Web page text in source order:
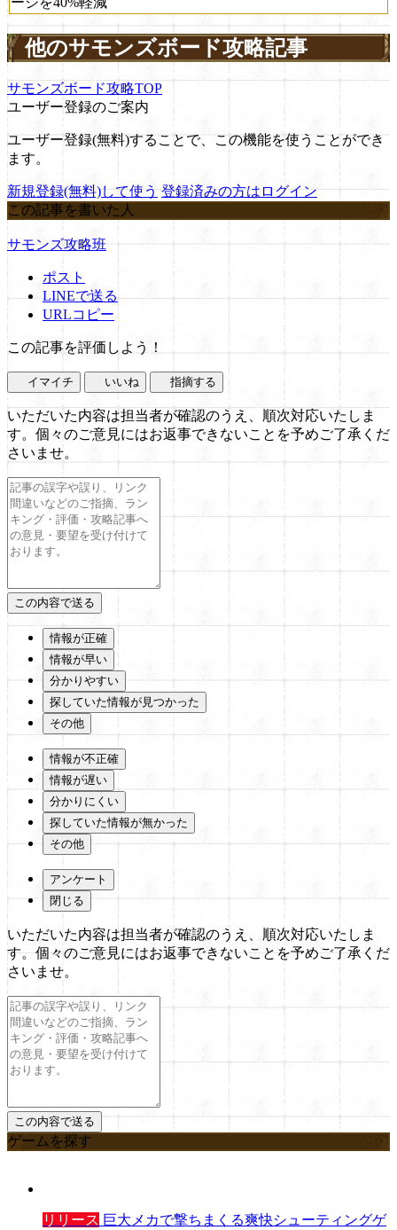
他のサモンズボード攻略記事
サモンズボード攻略TOP
ユーザー登録のご案内
ユーザー登録(無料)することで、この機能を使うことができ
ます。
新規登録(無料)して使う 登録済みの方はログイン
この記事を書いた人
サモンズ攻略班
ポスト
LINEで送る
URLコピー
この記事を評価しよう！
イマイチ いいね 指摘する
いただいた内容は担当者が確認のうえ、順次対応いたしま
す。個々のご意見にはお返事できないことを予めご了承くだ
さいませ。
情報が正確
情報が早い
分かりやすい
探していた情報が見つかった
その他
情報が不正確
情報が遅い
分かりにくい
探していた情報が無かった
その他
アンケート
閉じる
いただいた内容は担当者が確認のうえ、順次対応いたしま
す。個々のご意見にはお返事できないことを予めご了承くだ
さいませ。
ゲームを探す
リリース 巨大メカで撃ちまくる爽快シューティングゲ